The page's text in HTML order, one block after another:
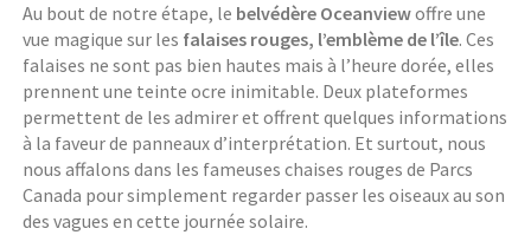
Au bout de notre étape, le belvédère Oceanviewoffre une
vue magique sur les falaises rouges, l’emblème de l’île. Ces
falaises ne sont pas bien hautes mais à l’heure dorée, elles
prennent une teinte ocre inimitable. Deux plateformes
permettent de les admirer et offrent quelques informations
à la faveur de panneaux d’interprétation. Et surtout, nous
nous affalons dans les fameuses chaises rouges de Parcs
Canada pour simplement regarder passer les oiseaux au son
des vagues en cette journée solaire.